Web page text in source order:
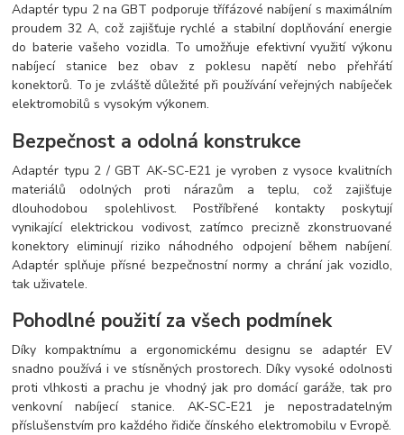
Adaptér typu 2 na GBT podporuje třífázové nabíjení s maximálním
proudem 32 A, což zajišťuje rychlé a stabilní doplňování energie
do baterie vašeho vozidla. To umožňuje efektivní využití výkonu
nabíjecí stanice bez obav z poklesu napětí nebo přehřátí
konektorů. To je zvláště důležité při používání veřejných nabíječek
elektromobilů s vysokým výkonem.
Bezpečnost a odolná konstrukce
Adaptér typu 2 / GBT AK-SC-E21 je vyroben z vysoce kvalitních
materiálů odolných proti nárazům a teplu, což zajišťuje
dlouhodobou spolehlivost. Postříbřené kontakty poskytují
vynikající elektrickou vodivost, zatímco precizně zkonstruované
konektory eliminují riziko náhodného odpojení během nabíjení.
Adaptér splňuje přísné bezpečnostní normy a chrání jak vozidlo,
tak uživatele.
Pohodlné použití za všech podmínek
Díky kompaktnímu a ergonomickému designu se adaptér EV
snadno používá i ve stísněných prostorech. Díky vysoké odolnosti
proti vlhkosti a prachu je vhodný jak pro domácí garáže, tak pro
venkovní nabíjecí stanice. AK-SC-E21 je nepostradatelným
příslušenstvím pro každého řidiče čínského elektromobilu v Evropě.